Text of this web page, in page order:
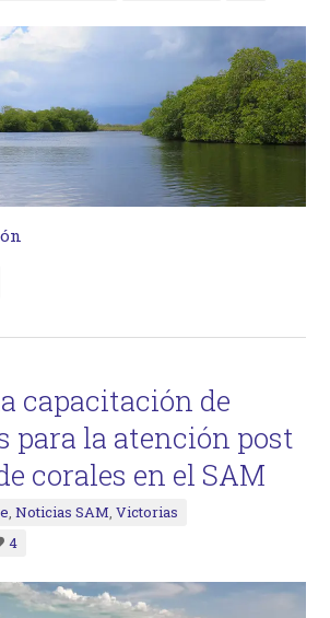
capacitación de
para la atención post
corales en el SAM
,Noticias SAM,Victorias
4